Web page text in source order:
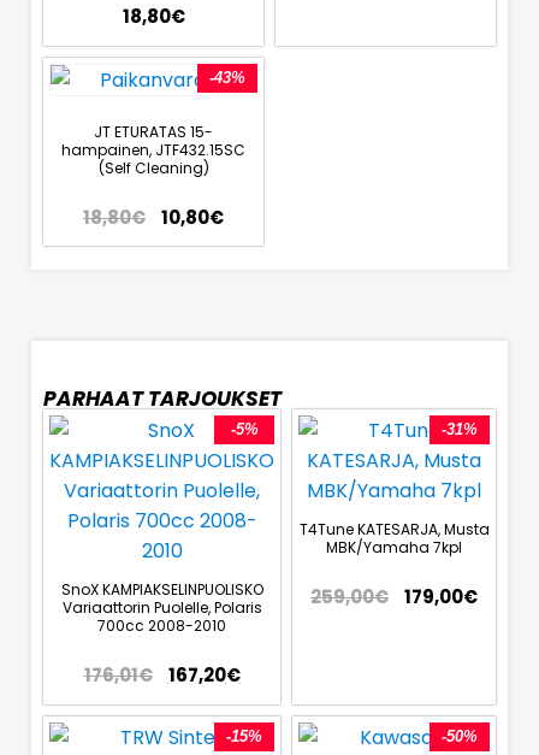
18,80€
-43%
JT ETURATAS 15-
hampainen, JTF432.15SC
(Self Cleaning)
18,80€ 10,80€
PARHAAT TARJOUKSET
-5%
SnoX KAMPIAKSELINPUOLISKO
Variaattorin Puolelle, Polaris
700cc 2008-2010
176,01€ 167,20€
-31%
T4Tune KATESARJA, Musta
MBK/Yamaha 7kpl
259,00€ 179,00€
-15% -50%